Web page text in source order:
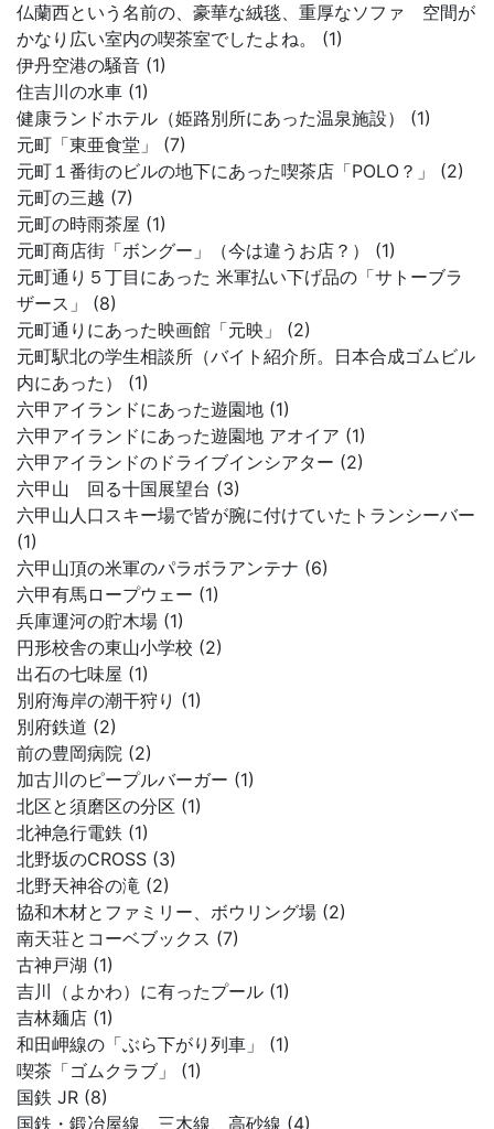
仏蘭西という名前の、豪華な絨毯、重厚なソファ 空間が
かなり広い室内の喫茶室でしたよね。 (1)
伊丹空港の騒音 (1)
住吉川の水車 (1)
健康ランドホテル（姫路別所にあった温泉施設） (1)
元町「東亜食堂」 (7)
元町１番街のビルの地下にあった喫茶店「POLO？」 (2)
元町の三越 (7)
元町の時雨茶屋 (1)
元町商店街「ボングー」（今は違うお店？） (1)
元町通り５丁目にあった 米軍払い下げ品の「サトーブラ
ザース」 (8)
元町通りにあった映画館「元映」 (2)
元町駅北の学生相談所（バイト紹介所。日本合成ゴムビル
内にあった） (1)
六甲アイランドにあった遊園地 (1)
六甲アイランドにあった遊園地 アオイア (1)
六甲アイランドのドライブインシアター (2)
六甲山 回る十国展望台 (3)
六甲山人口スキー場で皆が腕に付けていたトランシーバー
(1)
六甲山頂の米軍のパラボラアンテナ (6)
六甲有馬ロープウェー (1)
兵庫運河の貯木場 (1)
円形校舎の東山小学校 (2)
出石の七味屋 (1)
別府海岸の潮干狩り (1)
別府鉄道 (2)
前の豊岡病院 (2)
加古川のピープルバーガー (1)
北区と須磨区の分区 (1)
北神急行電鉄 (1)
北野坂のCROSS (3)
北野天神谷の滝 (2)
協和木材とファミリー、ボウリング場 (2)
南天荘とコーベブックス (7)
古神戸湖 (1)
吉川（よかわ）に有ったプール (1)
吉林麺店 (1)
和田岬線の「ぶら下がり列車」 (1)
喫茶「ゴムクラブ」 (1)
国鉄 JR (8)
国鉄・鍛冶屋線、三木線、高砂線 (4)